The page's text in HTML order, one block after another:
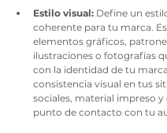
Estilo visual: Define un
coherente para tu marca.
elementos gráficos,
ilustraciones o fotografías
con la identidad de tu
consistencia visual en tus
sociales, material impreso
punto de contacto con tu